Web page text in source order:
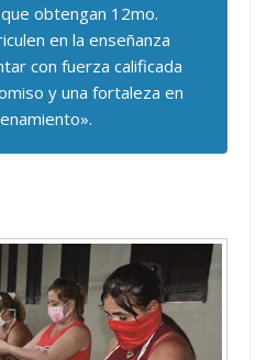
obtengan 12mo.
en la enseñanza
con fuerza calificada
y una fortaleza en